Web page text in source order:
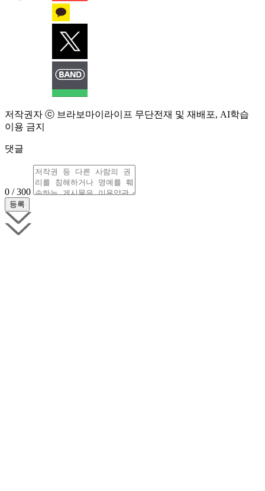
저작권자 ⓒ 브라보마이라이프 무단전재 및 재배포, AI학습
이용 금지
댓글
0 / 300